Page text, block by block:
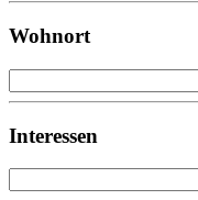
Wohnort
Interessen